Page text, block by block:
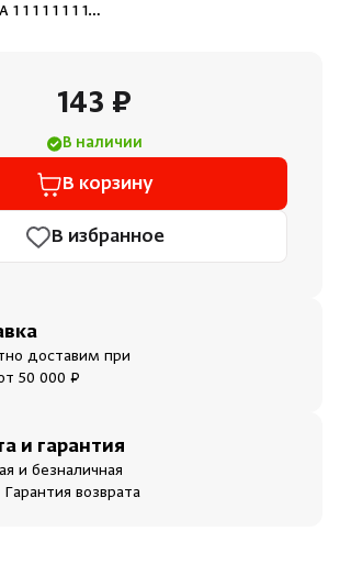
и системы слива
1 1 1 1 1 1 1…
143 ₽
В наличии
В корзину
В избранное
доставим при
50 000 ₽
и гарантия
и безналичная
возврата